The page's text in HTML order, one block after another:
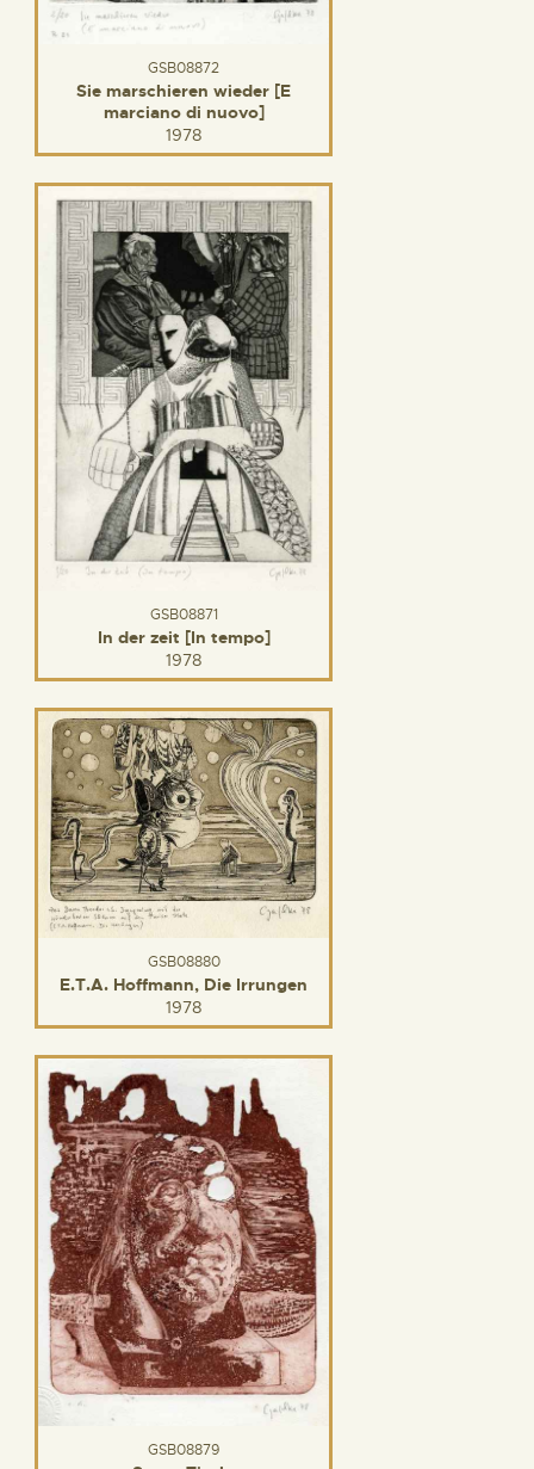
GSB08872
Sie marschieren wieder [E
marciano di nuovo]
1978
GSB08871
In der zeit [In tempo]
1978
GSB08880
E.T.A. Hoffmann, Die Irrungen
1978
GSB08879